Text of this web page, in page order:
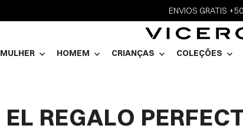
ENVIOS GRATIS
MULHER HOMEM CRIANÇAS COLEÇÕES
EL REGALO